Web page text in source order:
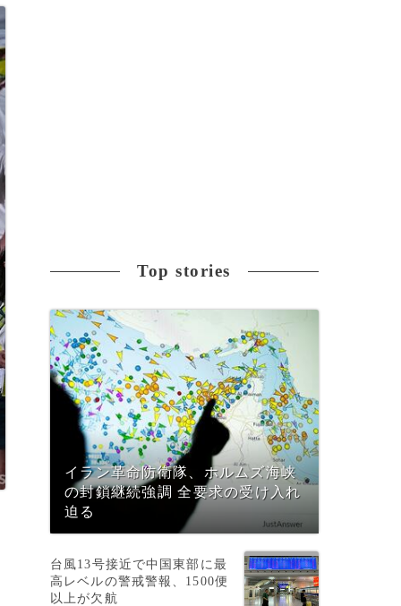
Top stories
イラン革命防衛隊、ホルムズ海峡
の封鎖継続強調 全要求の受け入れ
迫る
台風13号接近で中国東部に最
高レベルの警戒警報、1500便
以上が欠航